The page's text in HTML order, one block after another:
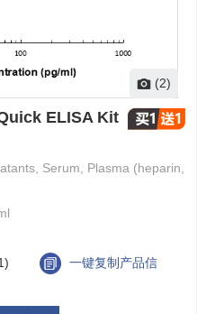
(2)
ELISA Kit
Serum, Plasma (heparin,
一键复制产品信